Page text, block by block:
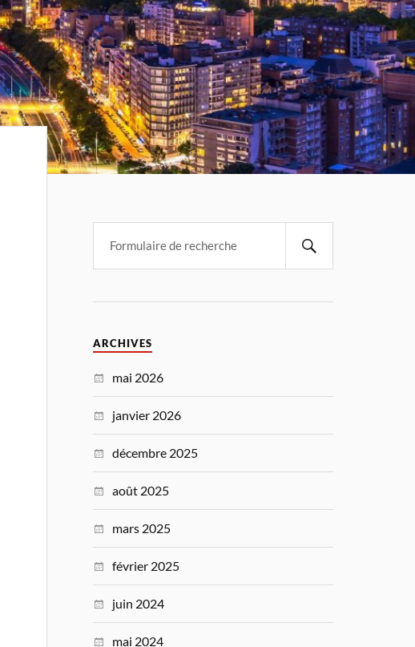
ARCHIVES
mai 2026
janvier 2026
décembre 2025
août 2025
mars 2025
février 2025
juin 2024
mai 2024